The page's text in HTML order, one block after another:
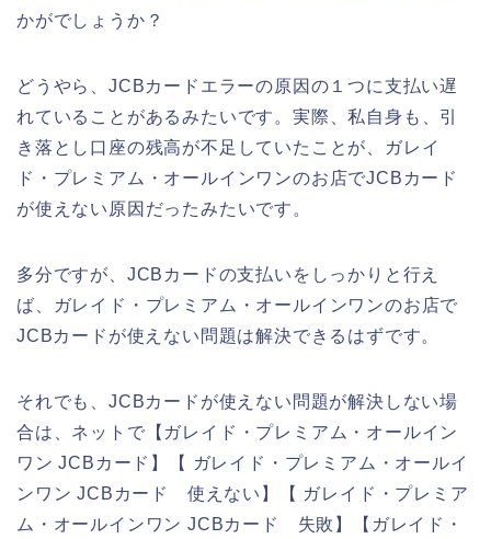
かがでしょうか？
どうやら、JCBカードエラーの原因の１つに支払い遅
れていることがあるみたいです。実際、私自身も、引
き落とし口座の残高が不足していたことが、ガレイ
ド・プレミアム・オールインワンのお店でJCBカード
が使えない原因だったみたいです。
多分ですが、JCBカードの支払いをしっかりと行え
ば、ガレイド・プレミアム・オールインワンのお店で
JCBカードが使えない問題は解決できるはずです。
それでも、JCBカードが使えない問題が解決しない場
合は、ネットで【ガレイド・プレミアム・オールイン
ワン JCBカード】【 ガレイド・プレミアム・オールイ
ンワン JCBカード 使えない】【 ガレイド・プレミア
ム・オールインワン JCBカード 失敗】【ガレイド・